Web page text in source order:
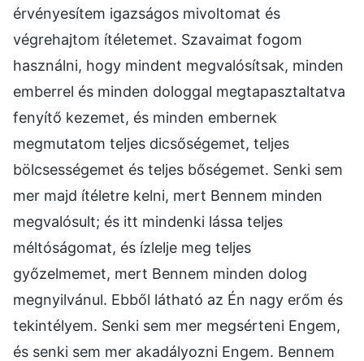
érvényesítem igazságos mivoltomat és
végrehajtom ítéletemet. Szavaimat fogom
használni, hogy mindent megvalósítsak, minden
emberrel és minden dologgal megtapasztaltatva
fenyítő kezemet, és minden embernek
megmutatom teljes dicsőségemet, teljes
bölcsességemet és teljes bőségemet. Senki sem
mer majd ítéletre kelni, mert Bennem minden
megvalósult; és itt mindenki lássa teljes
méltóságomat, és ízlelje meg teljes
győzelmemet, mert Bennem minden dolog
megnyilvánul. Ebből látható az Én nagy erőm és
tekintélyem. Senki sem mer megsérteni Engem,
és senki sem mer akadályozni Engem. Bennem